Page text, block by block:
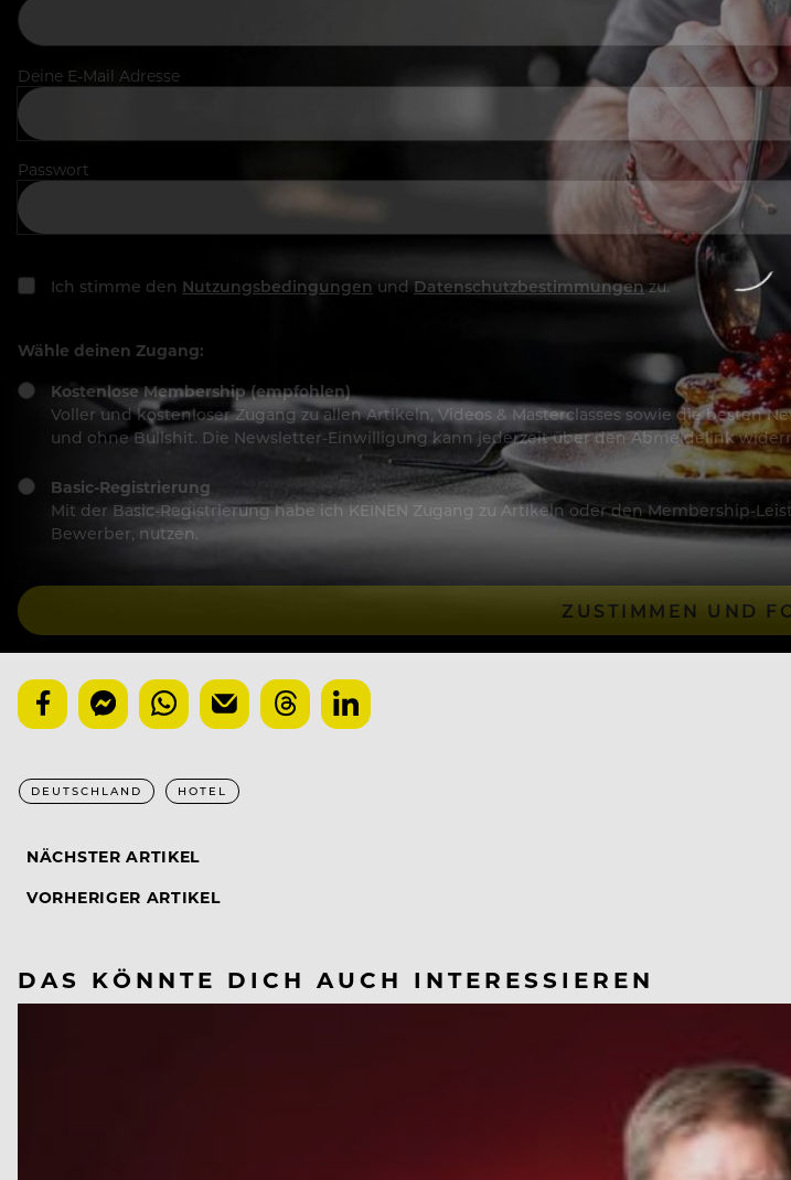
Deine E-Mail Adresse
Passwort
Ich stimme den Nutzungsbedingungen und Datenschutzbestimmungen zu.
Wähle deinen Zugang:
Kostenlose Membership (empfohlen)
Voller und kostenloser Zugang zu allen Artikeln, Videos & Masterclasses sowie die besten
und ohne Bullshit. Die Newsletter-Einwilligung kann jederzeit über den Abmeldelink
Basic-Registrierung
Mit der Basic-Registrierung habe ich KEINEN Zugang zu Artikeln oder den Membership-
Bewerber, nutzen.
ZUSTIMMEN UND
DEUTSCHLAND HOTEL
NÄCHSTER ARTIKEL
VORHERIGER ARTIKEL
DAS KÖNNTE DICH AUCH INTERESSIEREN